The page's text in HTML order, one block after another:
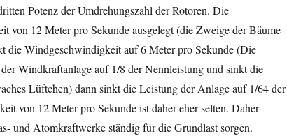
Potenz der Umdrehungszahl der Rotoren. Die
von 12 Meter pro Sekunde ausgelegt (die Zweige der Bäume
die Windgeschwindigkeit auf 6 Meter pro Sekunde (Die
Windkraftanlage auf 1/8 der Nennleistung und sinkt die
Lüftchen) dann sinkt die Leistung der Anlage auf 1/64 der
von 12 Meter pro Sekunde ist daher eher selten. Daher
und Atomkraftwerke ständig für die Grundlast sorgen.